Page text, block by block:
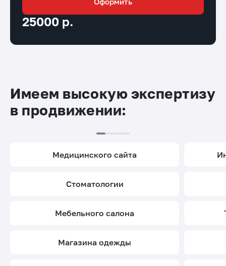
25000 р.
Имеем высокую экспертизу
в продвижении:
медицинского сайта
стоматологии
мебельного салона
магазина одежды